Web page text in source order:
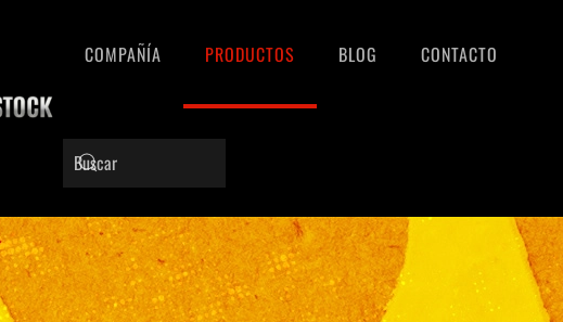
COMPAÑÍA PRODUCTOS BLOG CONTACTO